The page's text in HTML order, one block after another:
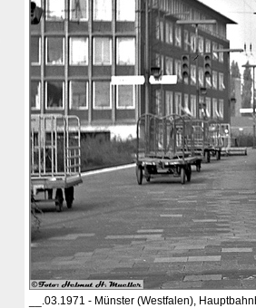
__.03.1971 - Münster (Westfalen),